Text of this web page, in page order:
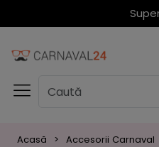
Acasă Accesorii Carnaval